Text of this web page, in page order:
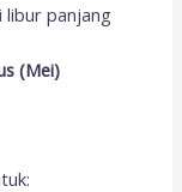
libur panjang
(Mei)